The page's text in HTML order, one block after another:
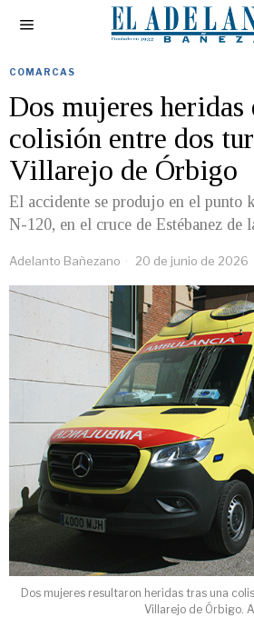
COMARCAS
Dos mujeres heridas
colisión entre dos
Villarejo de Órbigo
El accidente se produjo en el punto
N-120, en el cruce de Estébanez de
Adelanto Bañezano 20 de junio de 2026
Dos mujeres resultaron heridas tras una
Villarejo de Órbigo.